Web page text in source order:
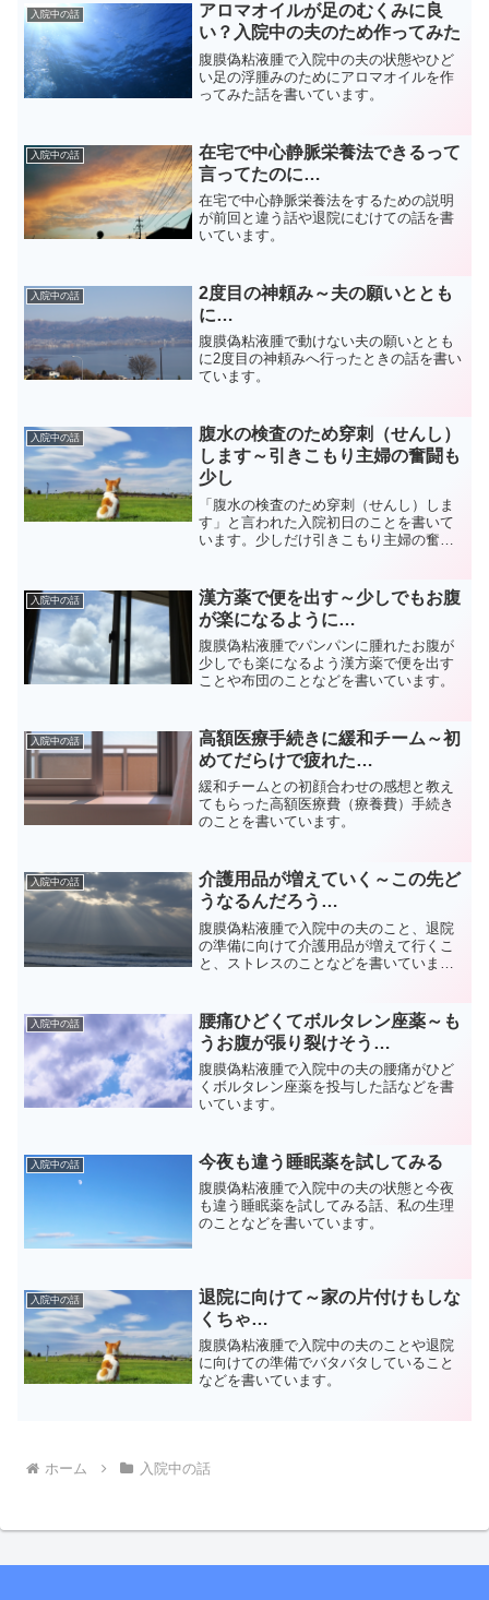
入院中の話
アロマオイルが足のむくみに良
い？入院中の夫のため作ってみた
腹膜偽粘液腫で入院中の夫の状態やひど
い足の浮腫みのためにアロマオイルを作
ってみた話を書いています。
入院中の話
在宅で中心静脈栄養法できるって
言ってたのに…
在宅で中心静脈栄養法をするための説明
が前回と違う話や退院にむけての話を書
いています。
入院中の話
2度目の神頼み～夫の願いととも
に…
腹膜偽粘液腫で動けない夫の願いととも
に2度目の神頼みへ行ったときの話を書い
ています。
入院中の話
腹水の検査のため穿刺（せんし）
します～引きこもり主婦の奮闘も
少し
「腹水の検査のため穿刺（せんし）しま
す」と言われた入院初日のことを書いて
います。少しだけ引きこもり主婦の奮闘
入院中の話
漢方薬で便を出す～少しでもお腹
が楽になるように…
腹膜偽粘液腫でパンパンに腫れたお腹が
少しでも楽になるよう漢方薬で便を出す
ことや布団のことなどを書いています。
入院中の話
高額医療手続きに緩和チーム～初
めてだらけで疲れた…
緩和チームとの初顔合わせの感想と教え
てもらった高額医療費（療養費）手続き
のことを書いています。
入院中の話
介護用品が増えていく～この先ど
うなるんだろう…
腹膜偽粘液腫で入院中の夫のこと、退院
の準備に向けて介護用品が増えて行くこ
と、ストレスのことなどを書いていま
入院中の話
腰痛ひどくてボルタレン座薬～も
うお腹が張り裂けそう…
腹膜偽粘液腫で入院中の夫の腰痛がひど
くボルタレン座薬を投与した話などを書
いています。
入院中の話 今夜も違う睡眠薬を試してみる
腹膜偽粘液腫で入院中の夫の状態と今夜
も違う睡眠薬を試してみる話、私の生理
のことなどを書いています。
入院中の話
退院に向けて～家の片付けもしな
くちゃ…
腹膜偽粘液腫で入院中の夫のことや退院
に向けての準備でバタバタしていること
などを書いています。
ホーム 入院中の話